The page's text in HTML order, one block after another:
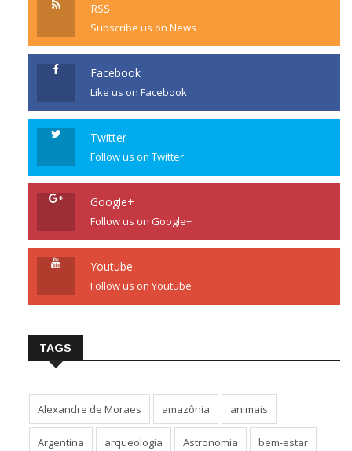
RSS
Subscribe us on News
Facebook
Like us on Facebook
Twitter
Follow us on Twitter
Google+
Follow us on Google+
Youtube
Follow us on Youtube
TAGS
Alexandre de Moraes amazônia animais
Argentina arqueologia Astronomia bem-estar